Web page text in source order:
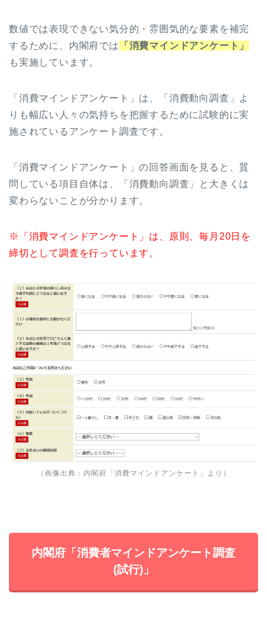
数値では表現できない気分的・雰囲気的な要素を補完
するために、内閣府では
「消費マインドアンケート」
も実施しています。
「消費マインドアンケート」は、「消費動向調査」よ
りも幅広い人々の気持ちを把握するために試験的に実
施されているアンケート調査です。
「消費マインドアンケート」の回答画面を見ると、質
問している項目自体は、「消費動向調査」と大きくは
変わらないことが分かります。
※「消費マインドアンケート」は、原則、毎月20日を
締切として調査を行っています。
（画像出典： 内閣府「消費マインドアンケート」 より）
内閣府「消費者マインドアンケート調査
(試行)」